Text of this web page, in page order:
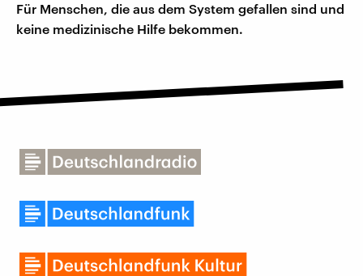
Für Menschen, die aus dem System gefallen sind und
keine medizinische Hilfe bekommen.